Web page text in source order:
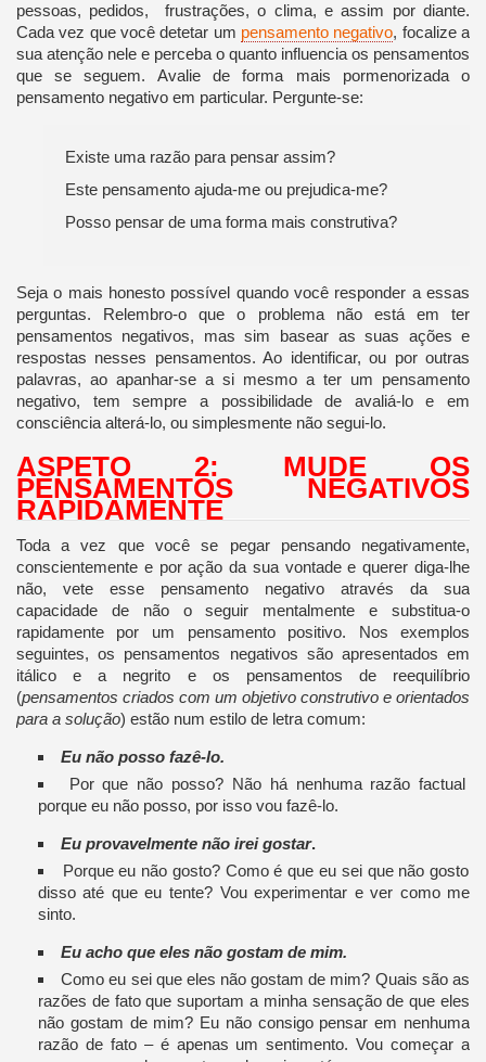
pessoas, pedidos, frustrações, o clima, e assim por diante.
Cada vez que você detetar um pensamento negativo, focalize a
sua atenção nele e perceba o quanto influencia os pensamentos
que se seguem. Avalie de forma mais pormenorizada o
pensamento negativo em particular. Pergunte-se:
Existe uma razão para pensar assim?
Este pensamento ajuda-me ou prejudica-me?
Posso pensar de uma forma mais construtiva?
Seja o mais honesto possível quando você responder a essas
perguntas. Relembro-o que o problema não está em ter
pensamentos negativos, mas sim basear as suas ações e
respostas nesses pensamentos. Ao identificar, ou por outras
palavras, ao apanhar-se a si mesmo a ter um pensamento
negativo, tem sempre a possibilidade de avaliá-lo e em
consciência alterá-lo, ou simplesmente não segui-lo.
ASPETO 2: MUDE OS
PENSAMENTOS NEGATIVOS
RAPIDAMENTE
Toda a vez que você se pegar pensando negativamente,
conscientemente e por ação da sua vontade e querer diga-lhe
não, vete esse pensamento negativo através da sua
capacidade de não o seguir mentalmente e substitua-o
rapidamente por um pensamento positivo. Nos exemplos
seguintes, os pensamentos negativos são apresentados em
itálico e a negrito e os pensamentos de reequilíbrio
(pensamentos criados com um objetivo construtivo e orientados
para a solução) estão num estilo de letra comum:
Eu não posso fazê-lo.
Por que não posso? Não há nenhuma razão factual
porque eu não posso, por isso vou fazê-lo.
Eu provavelmente não irei gostar.
Porque eu não gosto? Como é que eu sei que não gosto
disso até que eu tente? Vou experimentar e ver como me
sinto.
Eu acho que eles não gostam de mim.
Como eu sei que eles não gostam de mim? Quais são as
razões de fato que suportam a minha sensação de que eles
não gostam de mim? Eu não consigo pensar em nenhuma
razão de fato – é apenas um sentimento. Vou começar a